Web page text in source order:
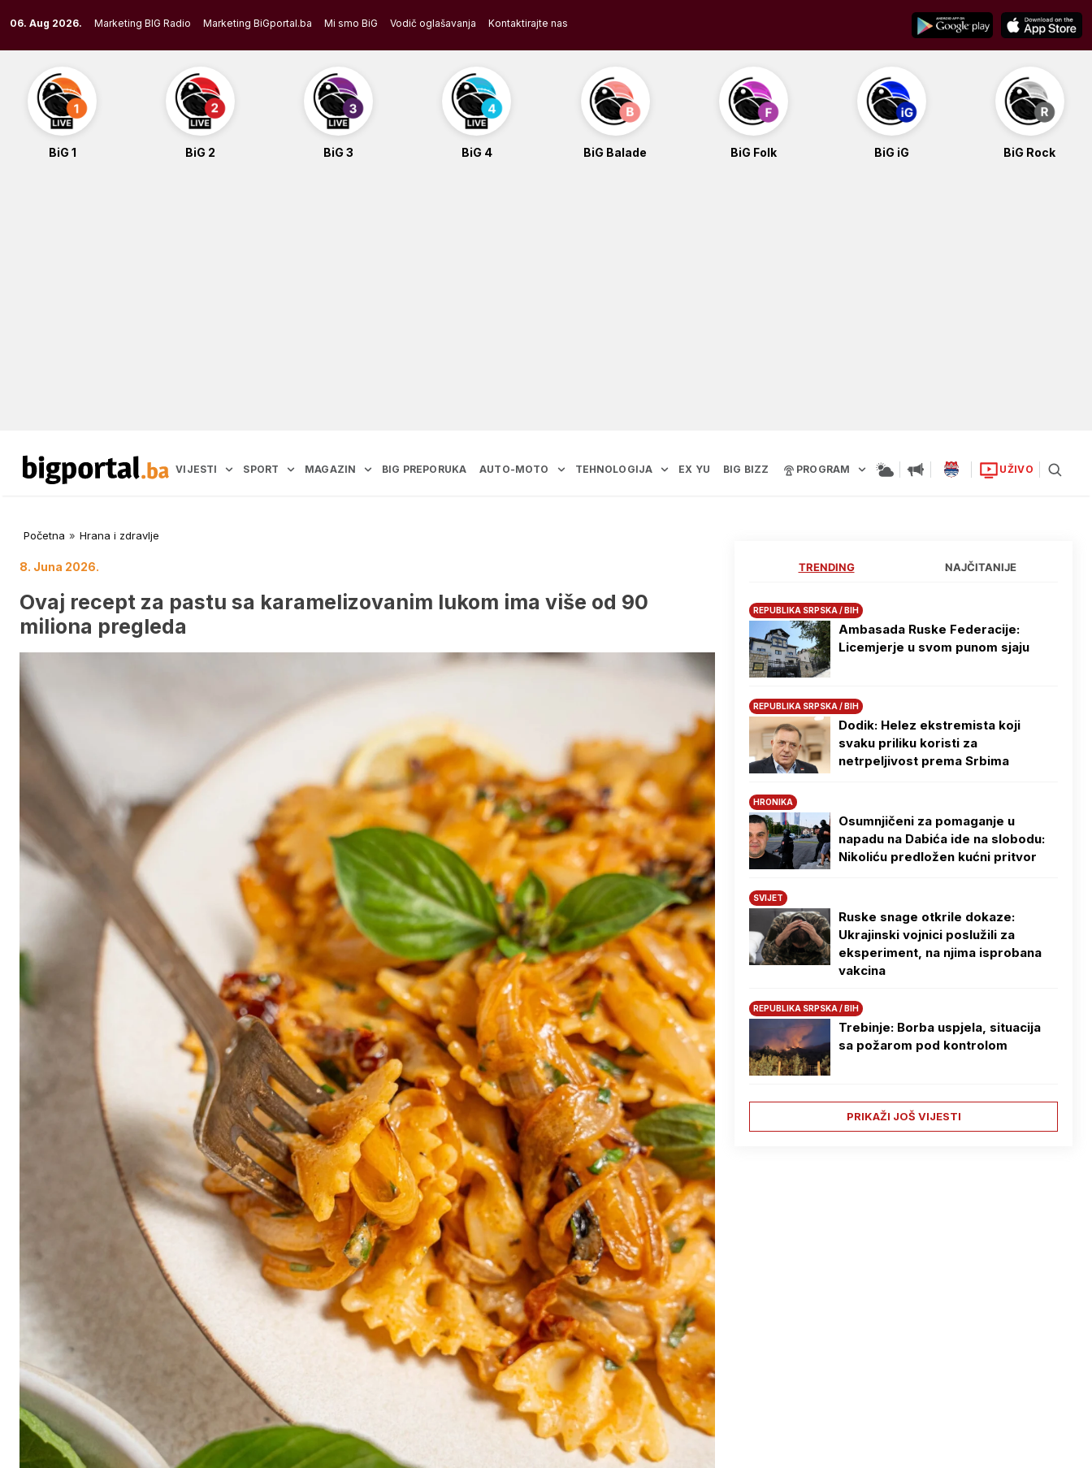
to
content
06. Aug 2026. Marketing BIG Radio Marketing BiGportal.ba Mi smo BiG Vodič oglašavanja Kontaktirajte nas
BiG 1 BiG 2 BiG 3 BiG 4 BiG Balade BiG Folk BiG iG BiG Rock
VIJESTI SPORT MAGAZIN BIG PREPORUKA AUTO-MOTO TEHNOLOGIJA EX YU BIG BIZZ PROGRAM UŽIVO
Početna » Hrana i zdravlje
8. Juna 2026.
Ovaj recept za pastu sa karamelizovanim lukom ima više od 90
miliona pregleda
TRENDING NAJČITANIJE
REPUBLIKA SRPSKA / BIH
Ambasada Ruske Federacije:
Licemjerje u svom punom sjaju
REPUBLIKA SRPSKA / BIH
Dodik: Helez ekstremista koji
svaku priliku koristi za
netrpeljivost prema Srbima
HRONIKA
Osumnjičeni za pomaganje u
napadu na Dabića ide na slobodu:
Nikoliću predložen kućni pritvor
SVIJET
Ruske snage otkrile dokaze:
Ukrajinski vojnici poslužili za
eksperiment, na njima isprobana
vakcina
REPUBLIKA SRPSKA / BIH
Trebinje: Borba uspjela, situacija
sa požarom pod kontrolom
PRIKAŽI JOŠ VIJESTI